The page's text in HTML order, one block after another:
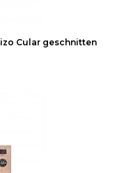
Cular geschnitten